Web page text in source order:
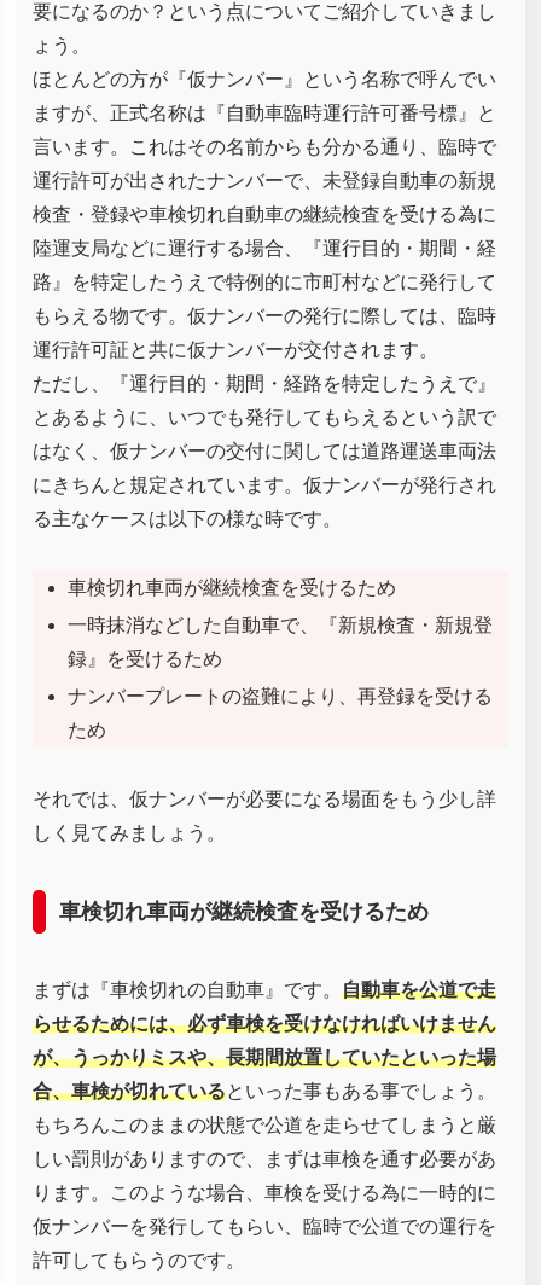
要になるのか？という点についてご紹介していきまし
ょう。
ほとんどの方が『仮ナンバー』という名称で呼んでい
ますが、正式名称は『自動車臨時運行許可番号標』と
言います。これはその名前からも分かる通り、臨時で
運行許可が出されたナンバーで、未登録自動車の新規
検査・登録や車検切れ自動車の継続検査を受ける為に
陸運支局などに運行する場合、『運行目的・期間・経
路』を特定したうえで特例的に市町村などに発行して
もらえる物です。仮ナンバーの発行に際しては、臨時
運行許可証と共に仮ナンバーが交付されます。
ただし、『運行目的・期間・経路を特定したうえで』
とあるように、いつでも発行してもらえるという訳で
はなく、仮ナンバーの交付に関しては道路運送車両法
にきちんと規定されています。仮ナンバーが発行され
る主なケースは以下の様な時です。
車検切れ車両が継続検査を受けるため
一時抹消などした自動車で、『新規検査・新規登
録』を受けるため
ナンバープレートの盗難により、再登録を受ける
ため
それでは、仮ナンバーが必要になる場面をもう少し詳
しく見てみましょう。
車検切れ車両が継続検査を受けるため
まずは『車検切れの自動車』です。 自動車を公道で走
らせるためには、必ず車検を受けなければいけません
が、うっかりミスや、長期間放置していたといった場
合、車検が切れているといった事もある事でしょう。
もちろんこのままの状態で公道を走らせてしまうと厳
しい罰則がありますので、まずは車検を通す必要があ
ります。このような場合、車検を受ける為に一時的に
仮ナンバーを発行してもらい、臨時で公道での運行を
許可してもらうのです。